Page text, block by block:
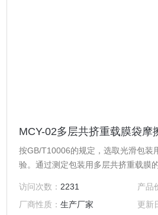
MCY-02多层共挤重载膜袋摩
按GB/T10006的规定，选取光滑包装
验。通过测定包装用多层共挤重载膜
定，有效控制调节材料生产质量工艺
求。选用米莱仪器研发生产的多层共
访问次数： 2231 产品
厂商性质：生产厂家 更新